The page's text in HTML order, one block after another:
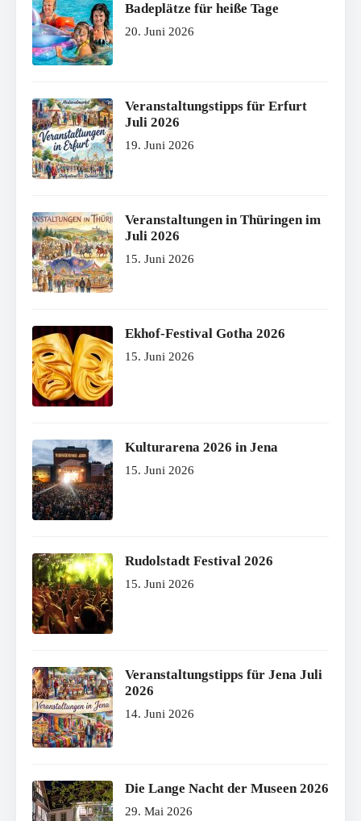
Badeplätze für heiße Tage
20. Juni 2026
Veranstaltungstipps für Erfurt
Juli 2026
19. Juni 2026
Veranstaltungen in Thüringen im
Juli 2026
15. Juni 2026
Ekhof-Festival Gotha 2026
15. Juni 2026
Kulturarena 2026 in Jena
15. Juni 2026
Rudolstadt Festival 2026
15. Juni 2026
Veranstaltungstipps für Jena Juli
2026
14. Juni 2026
Die Lange Nacht der Museen 2026
29. Mai 2026